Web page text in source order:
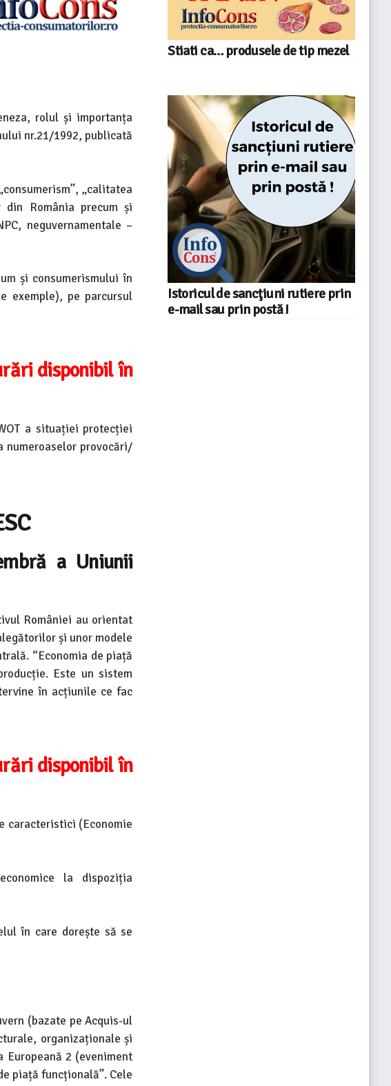
rolul și importanța
nr.21/1992, publicată
„calitatea
România precum și
neguvernamentale –
și consumerismului în
exemple), pe parcursul
disponibil în
a situației protecției
numeroaselor provocări/
a Uniunii
României au orientat
și unor modele
“Economia de piață
Este un sistem
în acțiunile ce fac
disponibil în
caracteristici (Economie
la dispoziția
în care dorește să se
(bazate pe Acquis-ul
organizaționale și
2 (eveniment
piață funcțională”. Cele
Stiati ca… produsele de tip mezel
Istoricul de sancţiuni rutiere prin
e-mail sau prin postă !